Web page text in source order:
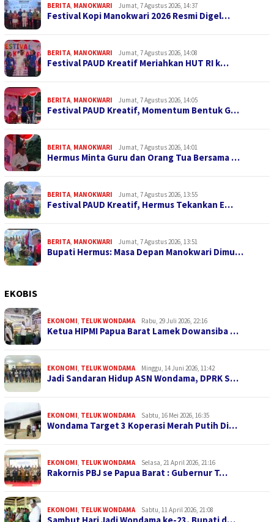
BERITA MANOKWARI Jumat, 7 Agustus 2026, 14:37
Festival Kopi Manokwari 2026 Resmi Digel…
BERITA MANOKWARI Jumat, 7 Agustus 2026, 14:08
Festival PAUD Kreatif Meriahkan HUT RI k…
BERITA MANOKWARI Jumat, 7 Agustus 2026, 14:05
Festival PAUD Kreatif, Momentum Bentuk G…
BERITA MANOKWARI Jumat, 7 Agustus 2026, 14:01
Hermus Minta Guru dan Orang Tua Bersama …
BERITA MANOKWARI Jumat, 7 Agustus 2026, 13:55
Festival PAUD Kreatif, Hermus Tekankan E…
BERITA MANOKWARI Jumat, 7 Agustus 2026, 13:51
Bupati Hermus: Masa Depan Manokwari Dimu…
EKOBIS
EKONOMI TELUK WONDAMA Rabu, 29 Juli 2026, 22:16
Ketua HIPMI Papua Barat Lamek Dowansiba …
EKONOMI TELUK WONDAMA Minggu, 14 Juni 2026, 11:42
Jadi Sandaran Hidup ASN Wondama, DPRK S…
EKONOMI TELUK WONDAMA Sabtu, 16 Mei 2026, 16:35
Wondama Target 3 Koperasi Merah Putih Di…
EKONOMI TELUK WONDAMA Selasa, 21 April 2026, 21:16
Rakornis PBJ se Papua Barat : Gubernur T…
EKONOMI TELUK WONDAMA Sabtu, 11 April 2026, 21:08
Sambut Hari Jadi Wondama ke-23, Bupati d…